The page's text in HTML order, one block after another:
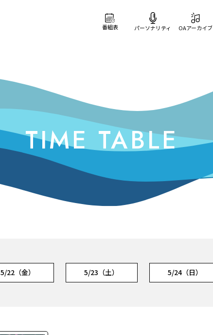
番組表 パーソナリティ OAアーカイブ
TIME TABLE
5/22（金） 5/23（土） 5/24（日）